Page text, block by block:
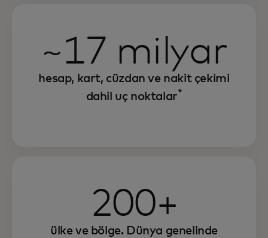
~17 milyar
hesap, kart, cüzdan ve nakit çekimi
dahil uç noktalar*
200+
ülke ve bölge. Dünya genelinde